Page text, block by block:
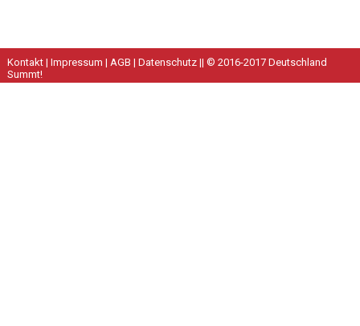
Kontakt| Impressum | AGB | Datenschutz|| © 2016-2017 Deutschland
Summt!